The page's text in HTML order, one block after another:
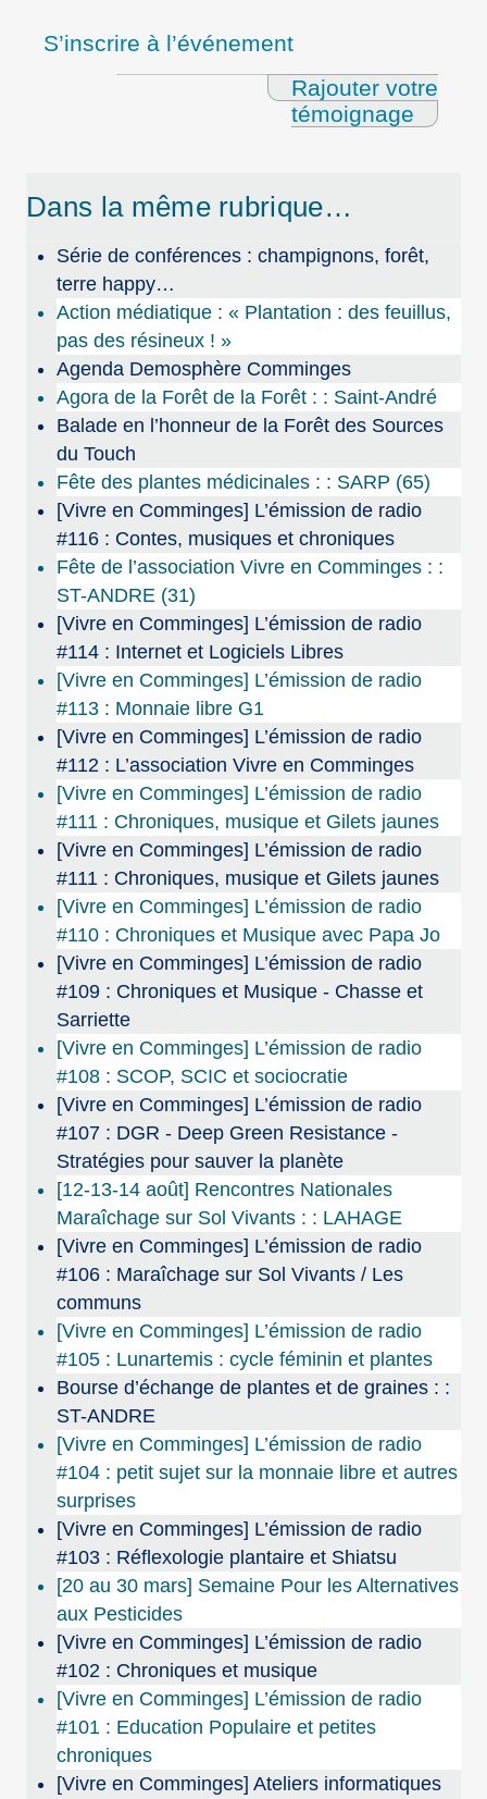
S’inscrire à l’événement
Rajouter votre
témoignage
Dans la même rubrique…
Série de conférences : champignons, forêt,
terre happy…
Action médiatique : « Plantation : des feuillus,
pas des résineux ! »
Agenda Demosphère Comminges
Agora de la Forêt de la Forêt : : Saint-André
Balade en l’honneur de la Forêt des Sources
du Touch
Fête des plantes médicinales : : SARP (65)
[Vivre en Comminges] L’émission de radio
#116 : Contes, musiques et chroniques
Fête de l’association Vivre en Comminges : :
ST-ANDRE (31)
[Vivre en Comminges] L’émission de radio
#114 : Internet et Logiciels Libres
[Vivre en Comminges] L’émission de radio
#113 : Monnaie libre G1
[Vivre en Comminges] L’émission de radio
#112 : L’association Vivre en Comminges
[Vivre en Comminges] L’émission de radio
#111 : Chroniques, musique et Gilets jaunes
[Vivre en Comminges] L’émission de radio
#111 : Chroniques, musique et Gilets jaunes
[Vivre en Comminges] L’émission de radio
#110 : Chroniques et Musique avec Papa Jo
[Vivre en Comminges] L’émission de radio
#109 : Chroniques et Musique - Chasse et
Sarriette
[Vivre en Comminges] L’émission de radio
#108 : SCOP, SCIC et sociocratie
[Vivre en Comminges] L’émission de radio
#107 : DGR - Deep Green Resistance -
Stratégies pour sauver la planète
[12-13-14 août] Rencontres Nationales
Maraîchage sur Sol Vivants : : LAHAGE
[Vivre en Comminges] L’émission de radio
#106 : Maraîchage sur Sol Vivants / Les
communs
[Vivre en Comminges] L’émission de radio
#105 : Lunartemis : cycle féminin et plantes
Bourse d’échange de plantes et de graines : :
ST-ANDRE
[Vivre en Comminges] L’émission de radio
#104 : petit sujet sur la monnaie libre et autres
surprises
[Vivre en Comminges] L’émission de radio
#103 : Réflexologie plantaire et Shiatsu
[20 au 30 mars] Semaine Pour les Alternatives
aux Pesticides
[Vivre en Comminges] L’émission de radio
#102 : Chroniques et musique
[Vivre en Comminges] L’émission de radio
#101 : Education Populaire et petites
chroniques
[Vivre en Comminges] Ateliers informatiques